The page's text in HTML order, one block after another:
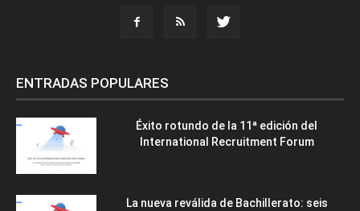
ENTRADAS POPULARES
Éxito rotundo de la 11ª edición del
International Recruitment Forum
La nueva reválida de Bachillerato: seis